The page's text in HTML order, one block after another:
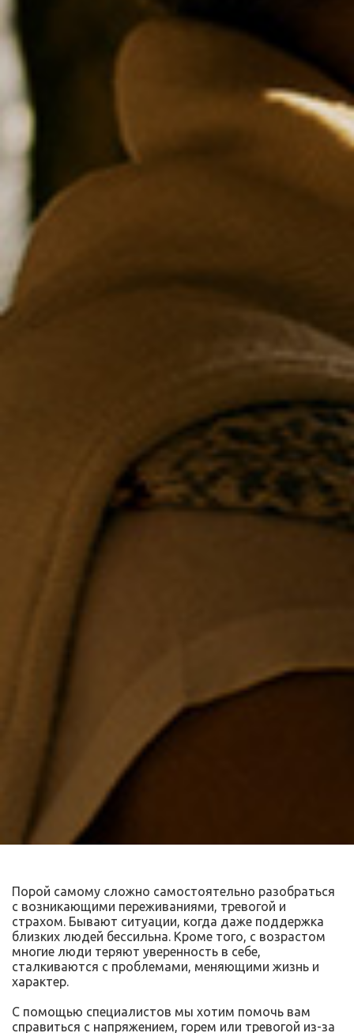
Порой самому сложно самостоятельно разобраться
с возникающими переживаниями, тревогой и
страхом. Бывают ситуации, когда даже поддержка
близких людей бессильна. Кроме того, с возрастом
многие люди теряют уверенность в себе,
сталкиваются с проблемами, меняющими жизнь и
характер.
С помощью специалистов мы хотим помочь вам
справиться с напряжением, горем или тревогой из-за